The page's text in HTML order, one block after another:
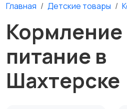
Главная Детские товары
Кормление
питание в
Шахтерске